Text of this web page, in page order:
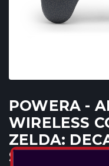
POWERA -
WIRELESS
ZELDA:
SWORD